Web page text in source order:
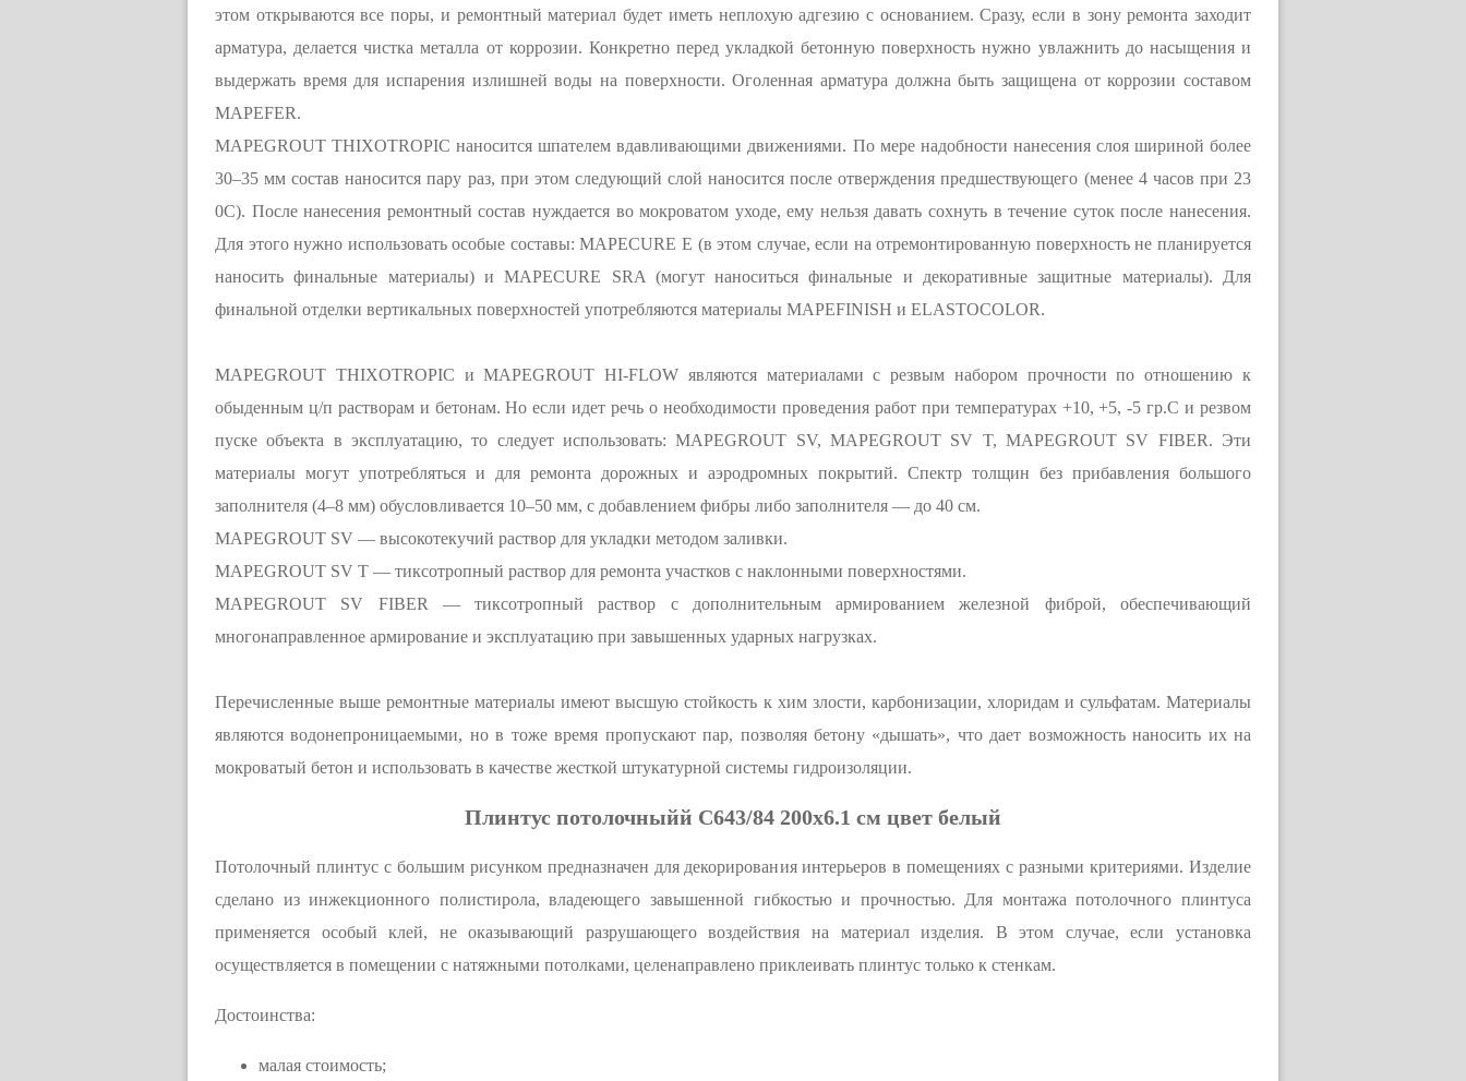
этом открываются все поры, и ремонтный материал будет иметь неплохую адгезию с основанием. Сразу, если в зону ремонта заходит
арматура, делается чистка металла от коррозии. Конкретно перед укладкой бетонную поверхность нужно увлажнить до насыщения и
выдержать время для испарения излишней воды на поверхности. Оголенная арматура должна быть защищена от коррозии составом
MAPEFER.
MAPEGROUT THIXOTROPIC наносится шпателем вдавливающими движениями. По мере надобности нанесения слоя шириной более
30–35 мм состав наносится пару раз, при этом следующий слой наносится после отверждения предшествующего (менее 4 часов при 23
0С). После нанесения ремонтный состав нуждается во мокроватом уходе, ему нельзя давать сохнуть в течение суток после нанесения.
Для этого нужно использовать особые составы: MAPECURE E (в этом случае, если на отремонтированную поверхность не планируется
наносить финальные материалы) и MAPECURE SRA (могут наноситься финальные и декоративные защитные материалы). Для
финальной отделки вертикальных поверхностей употребляются материалы MAPEFINISH и ELASTOCOLOR.
MAPEGROUT THIXOTROPIC и MAPEGROUT HI-FLOW являются материалами с резвым набором прочности по отношению к
обыденным ц/п растворам и бетонам. Но если идет речь о необходимости проведения работ при температурах +10, +5, -5 гр.С и резвом
пуске объекта в эксплуатацию, то следует использовать: MAPEGROUT SV, MAPEGROUT SV T, MAPEGROUT SV FIBER. Эти
материалы могут употребляться и для ремонта дорожных и аэродромных покрытий. Спектр толщин без прибавления большого
заполнителя (4–8 мм) обусловливается 10–50 мм, с добавлением фибры либо заполнителя — до 40 см.
MAPEGROUT SV — высокотекучий раствор для укладки методом заливки.
MAPEGROUT SV T — тиксотропный раствор для ремонта участков с наклонными поверхностями.
MAPEGROUT SV FIBER — тиксотропный раствор с дополнительным армированием железной фиброй, обеспечивающий
многонаправленное армирование и эксплуатацию при завышенных ударных нагрузках.
Перечисленные выше ремонтные материалы имеют высшую стойкость к хим злости, карбонизации, хлоридам и сульфатам. Материалы
являются водонепроницаемыми, но в тоже время пропускают пар, позволяя бетону «дышать», что дает возможность наносить их на
мокроватый бетон и использовать в качестве жесткой штукатурной системы гидроизоляции.
Плинтус потолочныйй C643/84 200х6.1 см цвет белый
Потолочный плинтус с большим рисунком предназначен для декорирования интерьеров в помещениях с разными критериями. Изделие
сделано из инжекционного полистирола, владеющего завышенной гибкостью и прочностью. Для монтажа потолочного плинтуса
применяется особый клей, не оказывающий разрушающего воздействия на материал изделия. В этом случае, если установка
осуществляется в помещении с натяжными потолками, целенаправлено приклеивать плинтус только к стенкам.
Достоинства:
малая стоимость;